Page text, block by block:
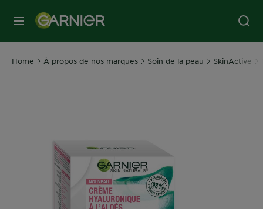
MENU
Home À propos de nos marques Soin de la peau SkinActive